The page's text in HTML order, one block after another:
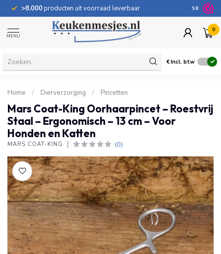
>8.000producten uit voorraad leverbaar 100
9.8
MENU
0
€Incl. btw
Home / Dierverzorging / Pincetten
Mars Coat-King Oorhaarpincet – Roestvrij
Staal – Ergonomisch – 13 cm – Voor
Honden en Katten
MARS COAT-KING (0)